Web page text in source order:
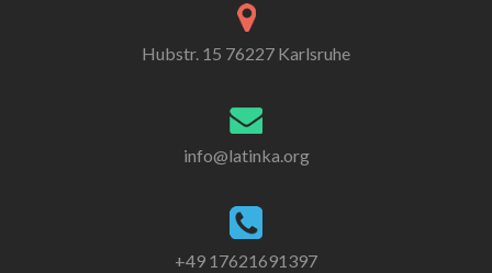
Hubstr. 15 76227 Karlsruhe
info@latinka.org
+49 17621691397